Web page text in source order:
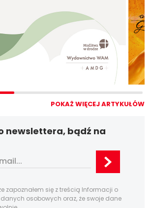
POKAŻ WIĘCEJ ARTYKUŁÓW
newslettera, bądź na
zapoznałem się z treścią Informacji o
osobowych oraz, że swoje dane